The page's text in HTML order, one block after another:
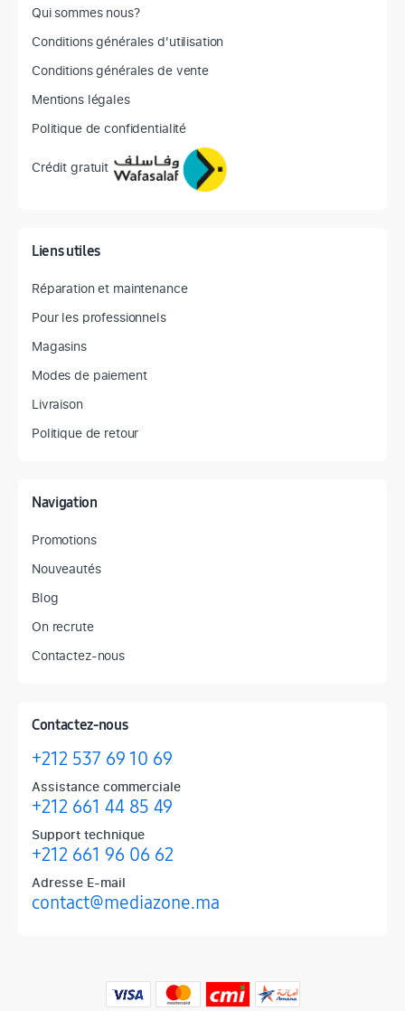
Qui sommes nous?
Conditions générales d'utilisation
Conditions générales de vente
Mentions légales
Politique de confidentialité
Crédit gratuit
Liens utiles
Réparation et maintenance
Pour les professionnels
Magasins
Modes de paiement
Livraison
Politique de retour
Navigation
Promotions
Nouveautés
Blog
On recrute
Contactez-nous
Contactez-nous
+212 537 69 10 69
Assistance commerciale
+212 661 44 85 49
Support technique
+212 661 96 06 62
Adresse E-mail
contact@mediazone.ma
Produits phares chez Mediazone
Retrouvez chez Mediazone les références incontournables :